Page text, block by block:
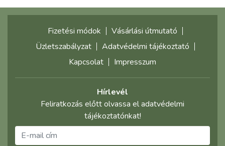
Fizetési módok
Vásárlási útmutató
Üzletszabályzat
Adatvédelmi tájékoztató
Kapcsolat
Impresszum
Hírlevél
Feliratkozás előtt olvassa el adatvédelmi
tájékoztatónkat!